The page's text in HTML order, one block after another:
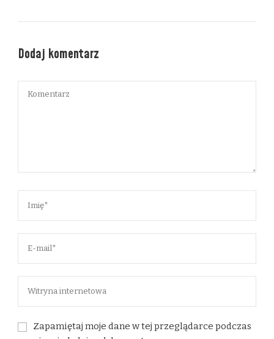
Dodaj komentarz
Zapamiętaj moje dane w tej przeglądarce podczas